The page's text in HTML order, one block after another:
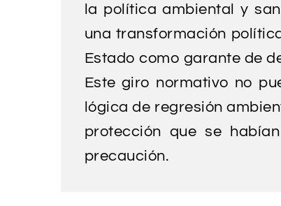
la política ambiental y
una transformación
Estado como garante de
Este giro normativo no
lógica de regresión
protección que se
precaución.